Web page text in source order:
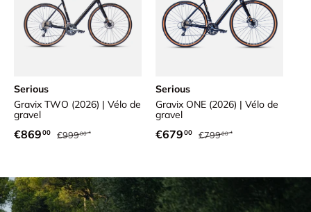
Serious
Gravix TWO (2026) | Vélo de
gravel
Prix soldé
€86900 Prix habituel
€99900
Serious
Gravix ONE (2026) | Vélo de
gravel
Prix soldé
€67900 Prix habituel
€79900